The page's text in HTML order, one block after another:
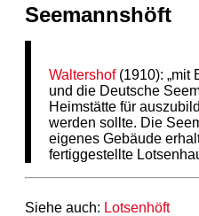
Seemannshöft
Waltershof(1910): „mit
und die Deutsche
Heimstätte für
werden sollte. Die
eigenes Gebäude
fertiggestellte
Siehe auch: Lotsenhöft